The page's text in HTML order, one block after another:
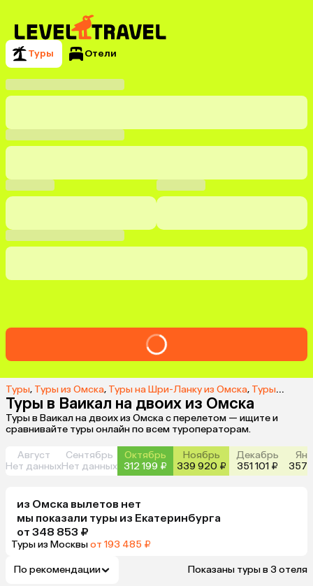
Туры Отели
Туры, Туры из Омска, Туры на Шри-Ланку из Омска, Туры в Ваикал из Омска
Туры в Ваикал на двоих из Омска
Туры в Ваикал на двоих из Омска с перелетом — ищите и
сравнивайте туры онлайн по всем туроператорам.
Август
Нет данных
Сентябрь
Нет данных
Октябрь
312 199 ₽
Ноябрь
339 920 ₽
Декабрь
351 101 ₽
357
из Омска вылетов нет
мы показали туры из Екатеринбурга
от 348 853 ₽
Туры из Москвыот 193 485 ₽
По рекомендации Показаны туры в 3 отеля